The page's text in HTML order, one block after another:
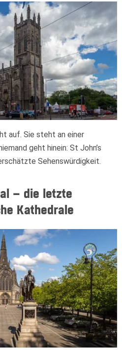
auf. Sie steht an einer
geht hinein: St John’s
Sehenswürdigkeit.
– die letzte
Kathedrale